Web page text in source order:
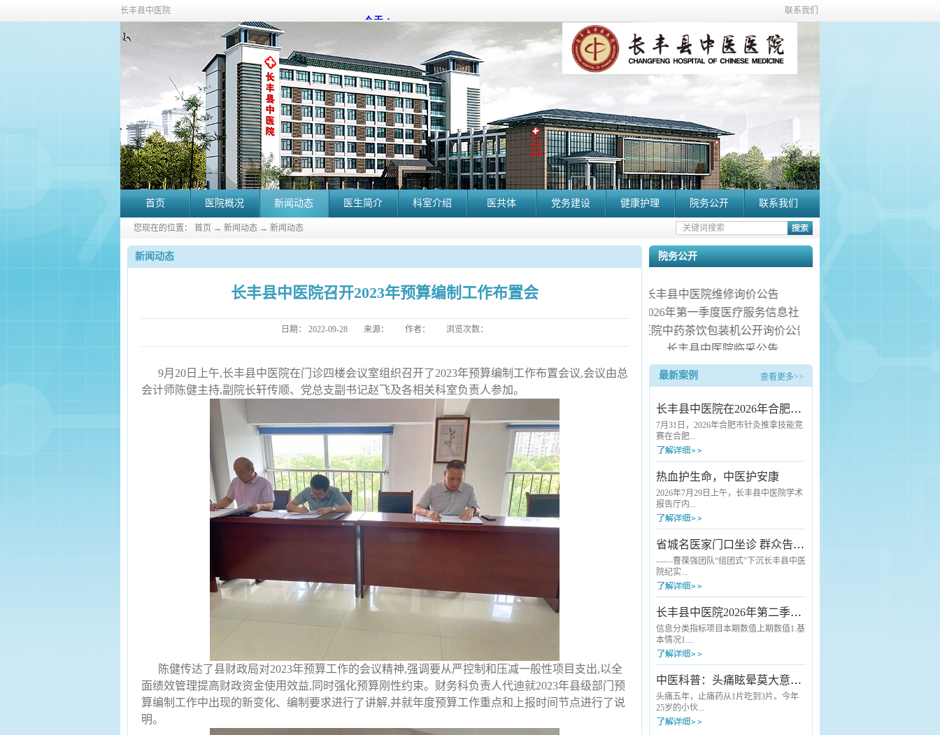
长丰县中医院 联系我们
首页 医院概况 新闻动态 医生简介 科室介绍 医共体 党务建设 健康护理 院务公开 联系我们
您现在的位置： 首页 → 新闻动态 → 新闻动态
院务公开
长丰县中医院维修询价公告
长丰县中医院2026年第一季度医疗服务信息社会公开
长丰县中医院中药茶饮包装机公开询价公告
长丰县中医院临采公告
长丰县中医院询价公告
长丰县中医院病房电热水器安装服务项目（二次） 中标候选人公示
最新案例 查看更多>>
长丰县中医院在2026年合肥市针灸推拿技能竞赛中斩获佳绩
7月31日，2026年合肥市针灸推拿技能竞
赛在合肥...
市中医院圆满落幕。本次赛事由合肥市
卫生健康委员会、合肥市总工会联合主
办，汇聚了全市各级各类医疗机构的优
秀中医药从业者同台竞技。长丰县卫健
委高度重视本次赛事，精心统筹部署，
参赛。凭借扎实的专业功底与稳定的赛
场发挥，该院选手王云朋脱颖而出，荣
获推拿技术单项奖三等奖。本次竞赛标
准严苛、考核全面，全方位检验针灸推
拿从业人员...
热血护生命，中医护安康
2026年7月29日上午，长丰县中医院学术
报告厅内...
爱心涌动，2026年度县直单位团体无偿
献血活动在这里如期举行。来自全县各
机关单位的干部职工踊跃挽袖，用热血
传递生命希望。与往年不同的是，活动
现场一抹独特的“中医绿”格外引人注目
优势，首次将人工智能（AI）中医经络
检测、中药养生代茶饮、刮痧、艾灸等
中医适宜技术科普服务搬到献血现场，
为每一位“热血英雄”送上了一份量身定...
省城名医家门口坐诊 群众告别“奔波看病难”
——曹葆强团队“组团式”下沉长丰县中医
院纪实...
7月24日清晨7点半，长丰县中医院外科
诊室门口已经排起了队。诊室里，一位
专家正耐心地询问病情、细致查体——
他就是来自安徽中医药大学第一附属医
院（省中医院）的肝胆外科主任曹葆
天都黑了，操心又费事。”这是长丰县许
多患者曾经的共同感受。但如今，这样
的“折腾”成了历史。不用跑省城，名医就
在身边“老人家，您的血压有点高，给您
调整...
长丰县中医院2026年第二季度医疗服务信息社会公开
信息分类指标项目本期数值上期数值1.基
本情况1....
1 重点（特色）专科国家级00省 级22市
级44院 级001.2 “江淮名医”人数001.3 床
医比221.4 床护比3.23.22.医疗费用2.1 门
诊患者人均医疗费用（元）
151.56148.882.2 住院患者人均医疗费用
中医科普：头痛眩晕莫大意，可能是胆经在“报警”！
头痛五年，止痛药从1片吃到3片。今年
25岁的小伙...
新闻动态
长丰县中医院召开2023年预算编制工作布置会
日期： 2022-09-28 来源： 作者： 浏览次数：
9月20日上午,长丰县中医院在门诊四楼会议室组织召开了2023年预算编制工作布置会议,会议由总
会计师陈健主持,副院长轩传顺、党总支副书记赵飞及各相关科室负责人参加。
陈健传达了县财政局对2023年预算工作的会议精神,强调要从严控制和压减一般性项目支出,以全
面绩效管理提高财政资金使用效益,同时强化预算刚性约束。财务科负责人代迪就2023年县级部门预
算编制工作中出现的新变化、编制要求进行了讲解,并就年度预算工作重点和上报时间节点进行了说
明。